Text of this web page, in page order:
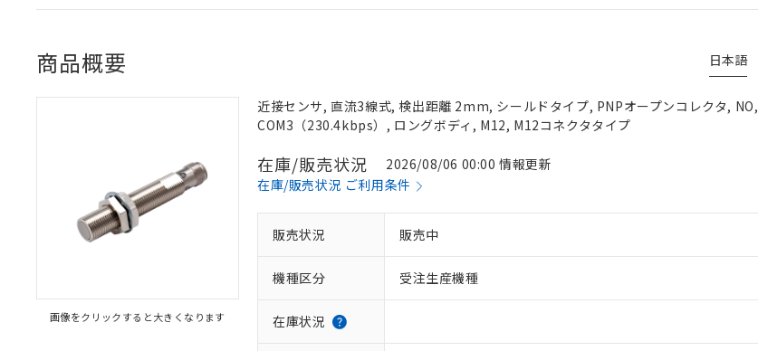
日本語
商品概要
画像をクリックすると大きくなります
近接センサ, 直流3線式, 検出距離 2mm, シールドタイプ, PNPオープンコレクタ, NO,
COM3（230.4kbps）, ロングボディ, M12, M12コネクタタイプ
在庫/販売状況
2026/08/06 00:00 情報更新
在庫/販売状況 ご利用条件
販売状況 販売中
機種区分 受注生産機種
在庫状況